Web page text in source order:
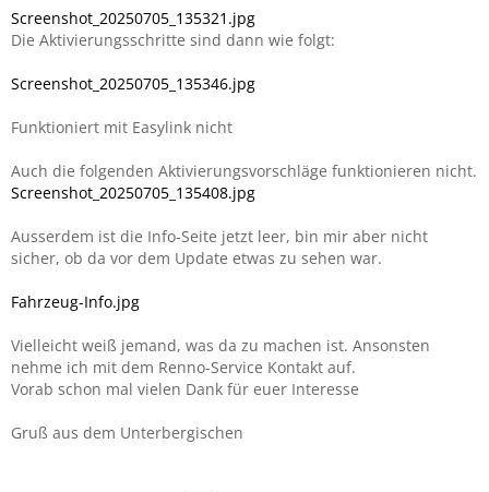
Screenshot_20250705_135321.jpg
Die Aktivierungsschritte sind dann wie folgt:
Screenshot_20250705_135346.jpg
Funktioniert mit Easylink nicht
Auch die folgenden Aktivierungsvorschläge funktionieren nicht.
Screenshot_20250705_135408.jpg
Ausserdem ist die Info-Seite jetzt leer, bin mir aber nicht
sicher, ob da vor dem Update etwas zu sehen war.
Fahrzeug-Info.jpg
Vielleicht weiß jemand, was da zu machen ist. Ansonsten
nehme ich mit dem Renno-Service Kontakt auf.
Vorab schon mal vielen Dank für euer Interesse
Gruß aus dem Unterbergischen